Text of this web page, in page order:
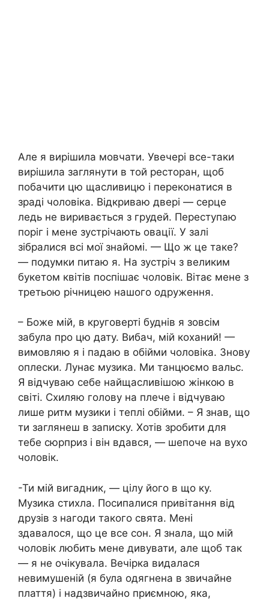
Але я вирішила мовчати. Увечері все-таки
вирішила заглянути в той ресторан, щоб
побачити цю щасливицю і переконатися в
зраді чоловіка. Відкриваю двері — серце
ледь не виривається з грудей. Переступаю
поріг і мене зустрічають овації. У залі
зібралися всі мої знайомі. — Що ж це таке?
— подумки питаю я. На зустріч з великим
букетом квітів поспішає чоловік. Вітає мене з
третьою річницею нашого одруження.
– Боже мій, в круговерті буднів я зовсім
забула про цю дату. Вибач, мій коханий! —
вимовляю я і падаю в обійми чоловіка. Знову
оплески. Лунає музика. Ми танцюємо вальс.
Я відчуваю себе найщасливішою жінкою в
світі. Схиляю голову на плече і відчуваю
лише ритм музики і теплі обійми. – Я знав, що
ти заглянеш в записку. Хотів зробити для
тебе сюрприз і він вдався, — шепоче на вухо
чоловік.
-Ти мій вигадник, — цілу його в що ку.
Музика стихла. Посипалися привітання від
друзів з нагоди такого свята. Мені
здавалося, що це все сон. Я знала, що мій
чоловік любить мене дивувати, але щоб так
— я не очікувала. Вечірка видалася
невимушеній (я була одягнена в звичайне
плаття) і надзвичайно приємною, яка,